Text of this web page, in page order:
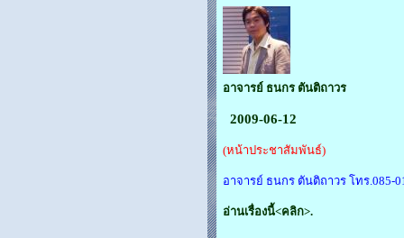
อาจารย์ ธนกร ตันติถาวร
2009-06-12
(หน้าประชาสัมพันธ์)
อาจารย์ ธนกร ตันติถาวร โทร.085-
อ่านเรื่องนี้<คลิก>.